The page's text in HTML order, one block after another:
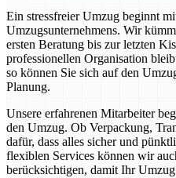
Ein stressfreier Umzug beginnt
Umzugsunternehmens. Wir
ersten Beratung bis zur letzten
professionellen Organisation
so können Sie sich auf den
Planung.
Unsere erfahrenen Mitarbeiter
den Umzug. Ob Verpackung,
dafür, dass alles sicher und
flexiblen Services können wir
berücksichtigen, damit Ihr